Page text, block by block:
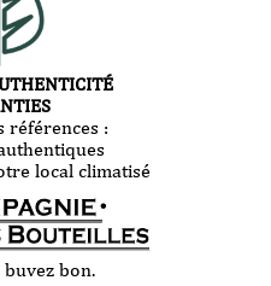
références :
local climatisé
bon.